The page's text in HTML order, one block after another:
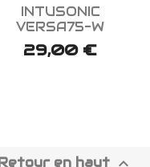
Aperçu rapide
INTUSONIC
VERSA75-W
29,00 €
en haut